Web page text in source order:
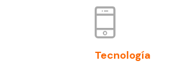
Tecnología